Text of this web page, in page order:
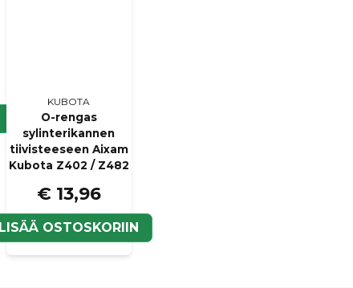
KUBOTA
O-rengas
sylinterikannen
tiivisteeseen Aixam
Kubota Z402 / Z482
€ 13,96
LISÄÄ OSTOSKORIIN